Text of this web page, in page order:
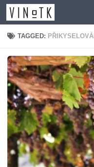
Skip to content
TAGGED: